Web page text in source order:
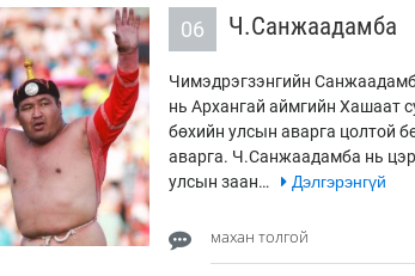
06 Ч.Санжаадамба
Чимэдрэгзэнгийн
нь Архангай аймгийн Хашаат
бөхийн улсын аварга цолтой
аварга. Ч.Санжаадамба нь
улсын заан…
Дэлгэрэнгүй
махан толгой